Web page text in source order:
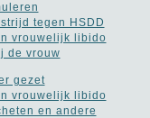
tegen HSDD
vrouwelijk libido
de vrouw
gezet
vrouwelijk libido
en andere